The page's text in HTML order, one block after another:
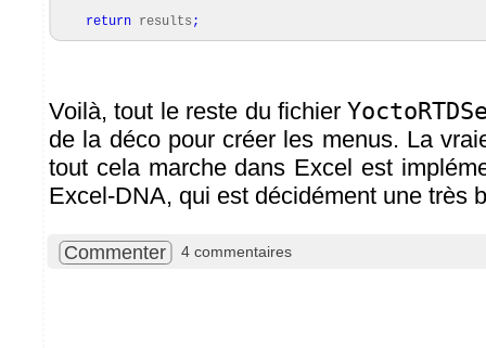
return results ;
Voilà, tout le reste du fichier
de la déco pour créer les menus. La
tout cela marche dans Excel est
Excel-DNA, qui est décidément une très
Commenter 4 commentaires